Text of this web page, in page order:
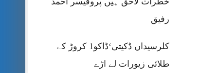
رفیق
کلرسیداں ڈکیتی‘ڈاکو1 کروڑ کے
طلائی زیورات لے اڑے